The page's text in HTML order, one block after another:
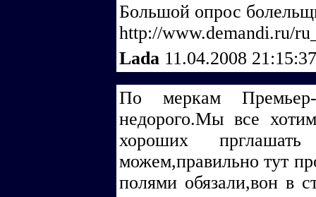
Большой опрос
http://www.demandi.ru/
Lada 11.04.2008
По меркам
недорого.Мы все
хороших
можем,правильно тут
полями обязали,вон в